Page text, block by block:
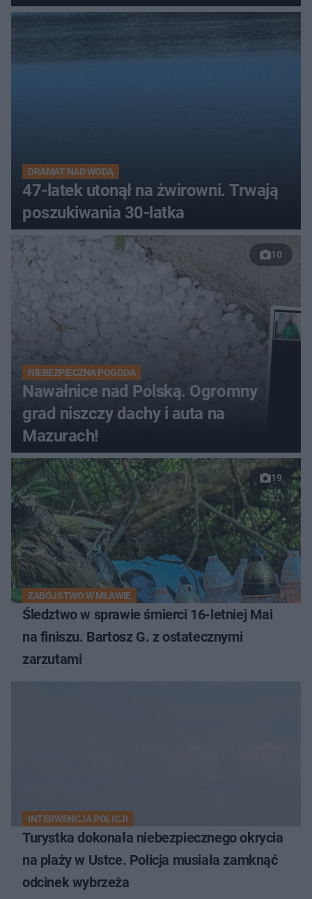
DRAMAT NAD WODĄ
47-latek utonął na żwirowni. Trwają
poszukiwania 30-latka
10
NIEBEZPIECZNA POGODA
Nawałnice nad Polską. Ogromny
grad niszczy dachy i auta na
Mazurach!
19
ZABÓJSTWO W MŁAWIE
Śledztwo w sprawie śmierci 16-letniej Mai
na finiszu. Bartosz G. z ostatecznymi
zarzutami
INTERWENCJA POLICJI
Turystka dokonała niebezpiecznego okrycia
na plaży w Ustce. Policja musiała zamknąć
odcinek wybrzeża